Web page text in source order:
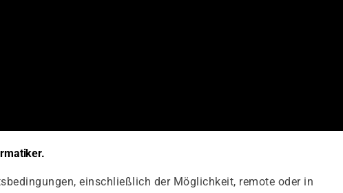
einschließlich der Möglichkeit, remote oder in